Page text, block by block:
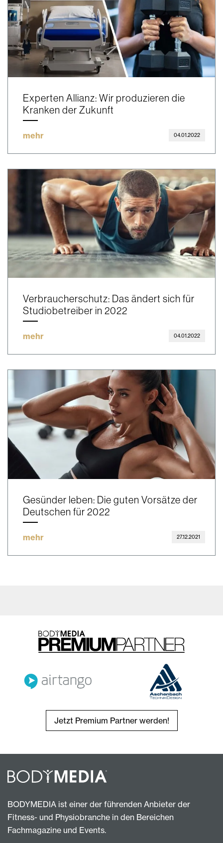
Experten Allianz: Wir produzieren die
Kranken der Zukunft
mehr 04.01.2022
Verbraucherschutz: Das ändert sich für
Studiobetreiber in 2022
mehr 04.01.2022
Gesünder leben: Die guten Vorsätze der
Deutschen für 2022
mehr 27.12.2021
Jetzt Premium Partner werden!
BODYMEDIA ist einer der führenden Anbieter der
Fitness- und Physiobranche in den Bereichen
Fachmagazine und Events.